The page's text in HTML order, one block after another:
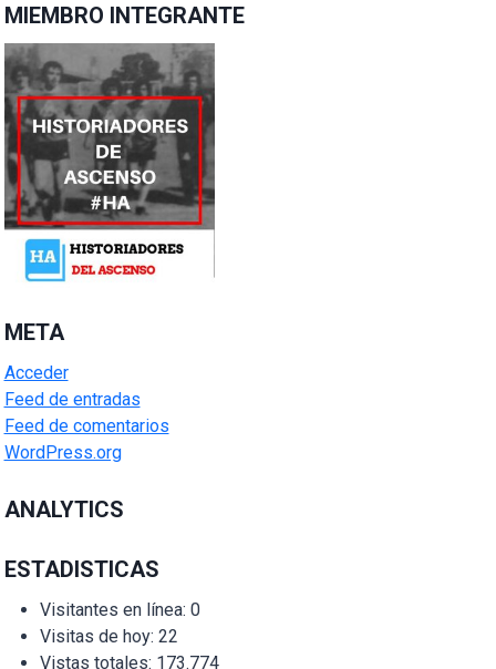
MIEMBRO INTEGRANTE
META
Acceder
Feed de entradas
Feed de comentarios
WordPress.org
ANALYTICS
ESTADISTICAS
Visitantes en línea: 0
Visitas de hoy: 22
Vistas totales: 173.774